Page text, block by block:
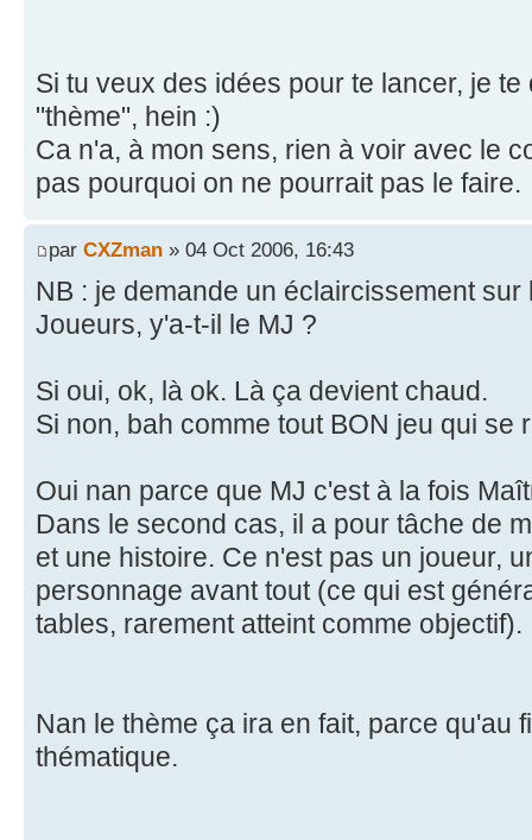
Si tu veux des idées pour te lancer, je
"thème", hein :)
Ca n'a, à mon sens, rien à voir avec le
pas pourquoi on ne pourrait pas le faire.
par CXZman » 04 Oct 2006, 16:43
NB : je demande un éclaircissement sur
Joueurs, y'a-t-il le MJ ?
Si oui, ok, là ok. Là ça devient chaud.
Si non, bah comme tout BON jeu qui se
Oui nan parce que MJ c'est à la fois
Dans le second cas, il a pour tâche de
et une histoire. Ce n'est pas un joueur,
personnage avant tout (ce qui est
tables, rarement atteint comme objectif).
Nan le thème ça ira en fait, parce qu'au
thématique.